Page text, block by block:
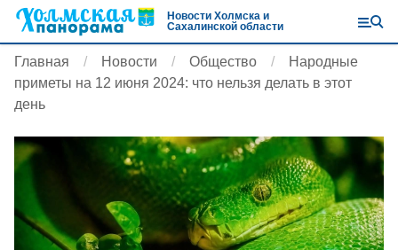
Новости Холмска и
Сахалинской области
Главная Новости Общество
Народные
приметы на 12 июня 2024: что нельзя делать в этот
день